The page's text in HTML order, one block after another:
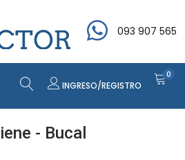
093 907 565
INGRESO/REGISTRO
0
- Bucal